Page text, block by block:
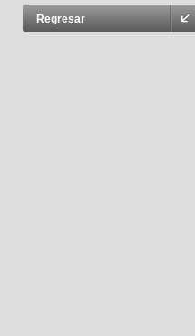
Regresar